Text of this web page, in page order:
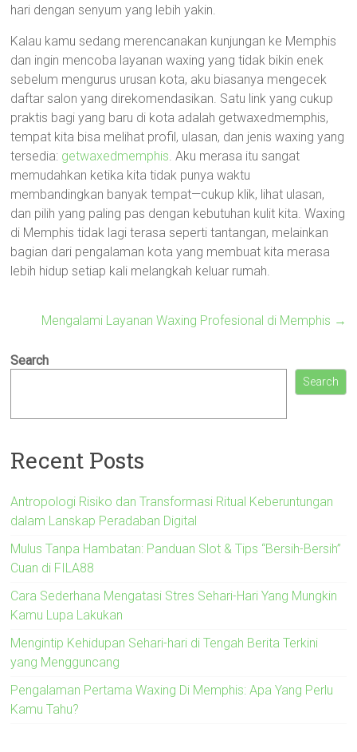
hari dengan senyum yang lebih yakin.
Kalau kamu sedang merencanakan kunjungan ke Memphis
dan ingin mencoba layanan waxing yang tidak bikin enek
sebelum mengurus urusan kota, aku biasanya mengecek
daftar salon yang direkomendasikan. Satu link yang cukup
praktis bagi yang baru di kota adalah getwaxedmemphis,
tempat kita bisa melihat profil, ulasan, dan jenis waxing yang
tersedia: getwaxedmemphis. Aku merasa itu sangat
memudahkan ketika kita tidak punya waktu
membandingkan banyak tempat—cukup klik, lihat ulasan,
dan pilih yang paling pas dengan kebutuhan kulit kita. Waxing
di Memphis tidak lagi terasa seperti tantangan, melainkan
bagian dari pengalaman kota yang membuat kita merasa
lebih hidup setiap kali melangkah keluar rumah.
Mengalami Layanan Waxing Profesional di Memphis →
Search
Search
Recent Posts
Antropologi Risiko dan Transformasi Ritual Keberuntungan
dalam Lanskap Peradaban Digital
Mulus Tanpa Hambatan: Panduan Slot & Tips “Bersih-Bersih”
Cuan di FILA88
Cara Sederhana Mengatasi Stres Sehari-Hari Yang Mungkin
Kamu Lupa Lakukan
Mengintip Kehidupan Sehari-hari di Tengah Berita Terkini
yang Mengguncang
Pengalaman Pertama Waxing Di Memphis: Apa Yang Perlu
Kamu Tahu?